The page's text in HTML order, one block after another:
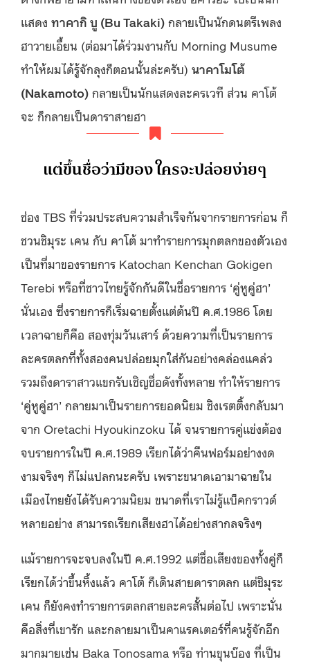
แสดง ทาคากิ บู (Bu Takaki) กลายเป็นนักดนตรีเพลง
ฮาวายเอี้ยน (ต่อมาได้ร่วมงานกับ Morning Musume
ทำให้ผมได้รู้จักลุงก็ตอนนั้นล่ะครับ) นาคาโมโต้
(Nakamoto) กลายเป็นนักแสดงละครเวที ส่วน คาโต้
จะ ก็กลายเป็นดาราสายฮา
แต่ขึ้นชื่อว่ามีของ ใครจะปล่อยง่ายๆ
ช่อง TBS ที่ร่วมประสบความสำเร็จกันจากรายการก่อน ก็
ชวนชิมุระ เคน กับ คาโต้ มาทำรายการมุกตลกของตัวเอง
เป็นที่มาของรายการ Katochan Kenchan Gokigen
Terebi หรือที่ชาวไทยรู้จักกันดีในชื่อรายการ ‘คู่หูคู่ฮา’
นั่นเอง ซึ่งรายการก็เริ่มฉายตั้งแต่ต้นปี ค.ศ.1986 โดย
เวลาฉายก็คือ สองทุ่มวันเสาร์ ด้วยความที่เป็นรายการ
ละครตลกที่ทั้งสองคนปล่อยมุกใส่กันอย่างคล่องแคล่ว
รวมถึงดาราสาวแขกรับเชิญชื่อดังทั้งหลาย ทำให้รายการ
‘คู่หูคู่ฮา’ กลายมาเป็นรายการยอดนิยม ชิงเรตติ้งกลับมา
จาก Oretachi Hyoukinzoku ได้ จนรายการคู่แข่งต้อง
จบรายการในปี ค.ศ.1989 เรียกได้ว่าคืนฟอร์มอย่างงด
งามจริงๆ ก็ไม่แปลกนะครับ เพราะขนาดเอามาฉายใน
เมืองไทยยังได้รับความนิยม ขนาดที่เราไม่รู้แบ็คกราวด์
หลายอย่าง สามารถเรียกเสียงฮาได้อย่างสากลจริงๆ
แม้รายการจะจบลงในปี ค.ศ.1992 แต่ชื่อเสียงของทั้งคู่ก็
เรียกได้ว่าขึ้นหิ้งแล้ว คาโต้ ก็เดินสายดาราตลก แต่ชิมุระ
เคน ก็ยังคงทำรายการตลกสายละครสั้นต่อไป เพราะนั่น
คือสิ่งที่เขารัก และกลายมาเป็นคาแรคเตอร์ที่คนรู้จักอีก
มากมายเช่น Baka Tonosama หรือ ท่านขุนบ๊อง ที่เป็น